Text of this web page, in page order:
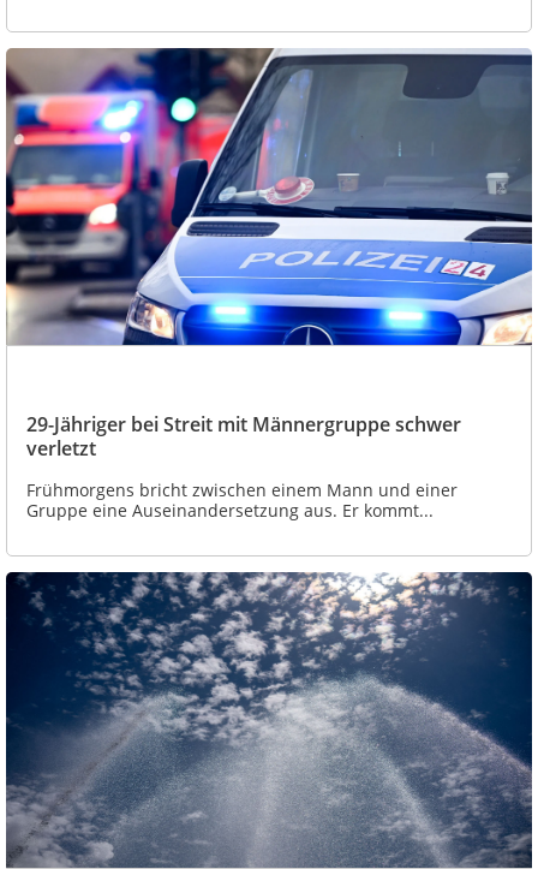
29-Jähriger bei Streit mit Männergruppe schwer
verletzt
Frühmorgens bricht zwischen einem Mann und einer
Gruppe eine Auseinandersetzung aus. Er kommt...